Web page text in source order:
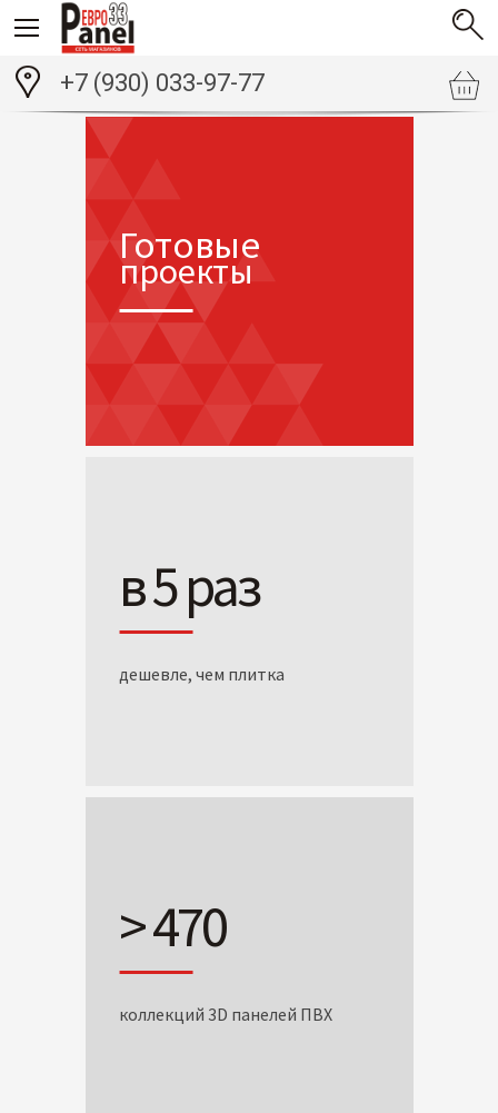
+7 (930) 033-97-77
Готовые
проекты
в 5 раз
дешевле, чем плитка
> 470
коллекций 3D панелей ПВХ